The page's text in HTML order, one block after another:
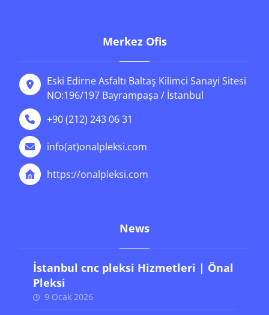
Merkez Ofis
Eski Edirne Asfaltı Baltaş Kilimci Sanayi Sitesi
NO:196/197 Bayrampaşa / İstanbul
+90 (212) 243 06 31
info(at)onalpleksi.com
https://onalpleksi.com
News
İstanbul cnc pleksi Hizmetleri | Önal
Pleksi
9 Ocak 2026